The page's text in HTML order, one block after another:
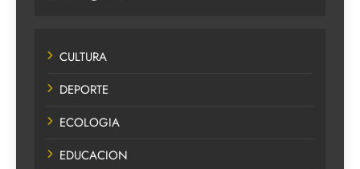
CULTURA
DEPORTE
ECOLOGIA
EDUCACION